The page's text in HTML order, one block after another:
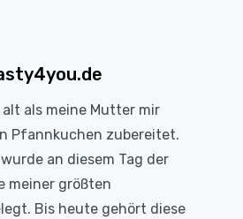
alt als meine Mutter mir
Pfannkuchen zubereitet.
an diesem Tag der
meiner größten
Bis heute gehört diese